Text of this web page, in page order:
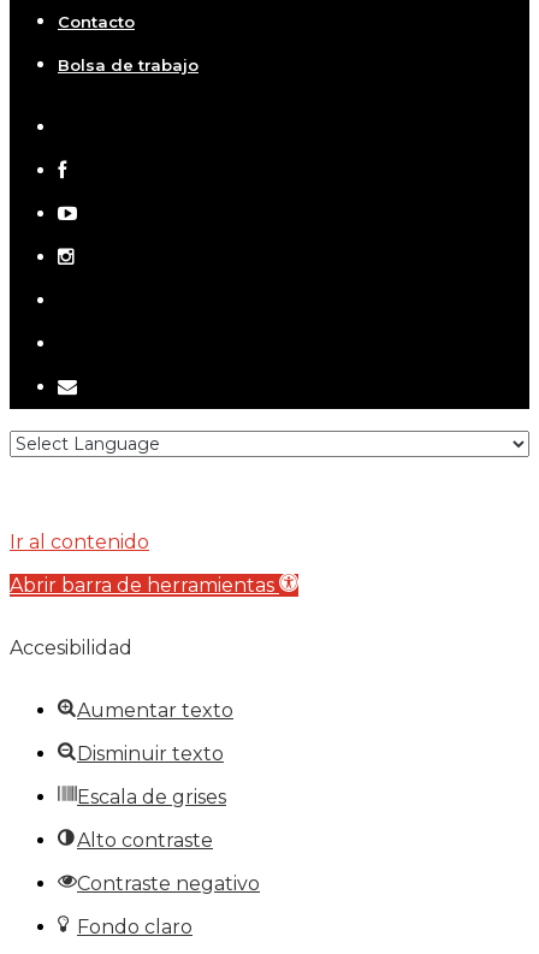
Contacto
Bolsa de trabajo
twitter
facebook
youtube
instagram
email
Ir al contenido
Abrir barra de herramientas
Accesibilidad
Aumentar texto
Disminuir texto
Escala de grises
Alto contraste
Contraste negativo
Fondo claro